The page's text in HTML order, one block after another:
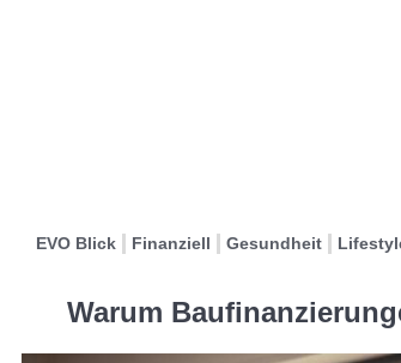
EVO Blick Finanziell Gesundheit
Warum